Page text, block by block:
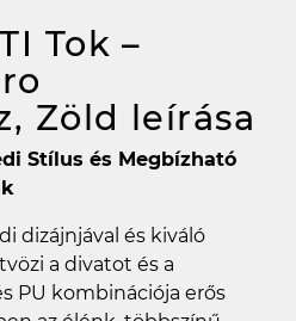
Tok –
Zöld leírása
Stílus és Megbízható
dizájnjával és kiváló
a divatot és a
PU kombinációja erős